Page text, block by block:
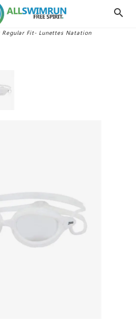
search
Regular Fit- Lunettes Natation